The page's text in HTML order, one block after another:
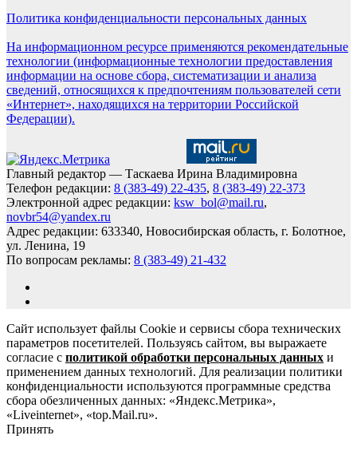
Политика конфиденциальности персональных данных
На информационном ресурсе применяются рекомендательные
технологии (информационные технологии предоставления
информации на основе сбора, систематизации и анализа
сведений, относящихся к предпочтениям пользователей сети
«Интернет», находящихся на территории Российской
Федерации).
Главный редактор — Таскаева Ирина Владимировна
Телефон редакции: 8 (383-49) 22-435, 8 (383-49) 22-373
Электронной адрес редакции: ksw_bol@mail.ru,
novbr54@yandex.ru
Адрес редакции: 633340, Новосибирская область, г. Болотное,
ул. Ленина, 19
По вопросам рекламы: 8 (383-49) 21-432
Сайт использует файлы Cookie и сервисы сбора технических
параметров посетителей. Пользуясь сайтом, вы выражаете
согласие с политикой обработки персональных данных и
применением данных технологий. Для реализации политики
конфиденциальности используются программные средства
сбора обезличенных данных: «Яндекс.Метрика»,
«Liveinternet», «top.Mail.ru».
Принять